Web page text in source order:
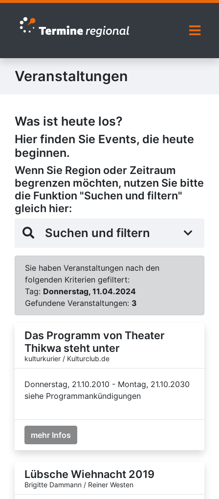
Zur Navigation springen
Zum Inhalt springen
Veranstaltungen
Was ist heute los?
Hier finden Sie Events, die heute
beginnen.
Wenn Sie Region oder Zeitraum
begrenzen möchten, nutzen Sie bitte
die Funktion "Suchen und filtern"
gleich hier:
Suchen und filtern
Sie haben Veranstaltungen nach den
folgenden Kriterien gefiltert:
Tag: Donnerstag, 11.04.2024
Gefundene Veranstaltungen: 3
Das Programm von Theater
Thikwa steht unter
kulturkurier / Kulturclub.de
Donnerstag, 21.10.2010 - Montag, 21.10.2030
siehe Programmankündigungen
mehr Infos
Lübsche Wiehnacht 2019
Brigitte Dammann / Reiner Westen